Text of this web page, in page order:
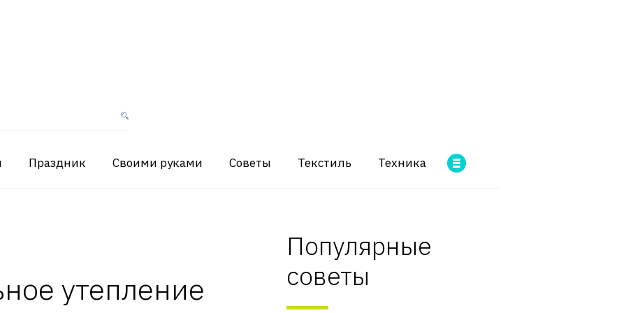
Праздник Своими руками Советы Текстиль Техника
утепление
Популярные
советы